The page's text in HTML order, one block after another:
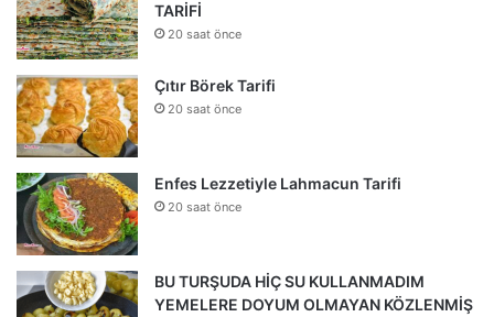
TARİFİ
20 saat önce
Çıtır Börek Tarifi
20 saat önce
Enfes Lezzetiyle Lahmacun Tarifi
20 saat önce
BU TURŞUDA HİÇ SU KULLANMADIM
YEMELERE DOYUM OLMAYAN KÖZLENMİŞ